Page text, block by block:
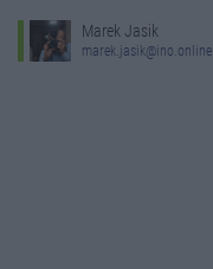
Marek Jasik
marek.jasik@ino.online